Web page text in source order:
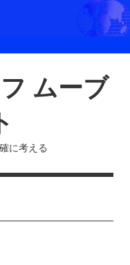
ムーブ
に考える